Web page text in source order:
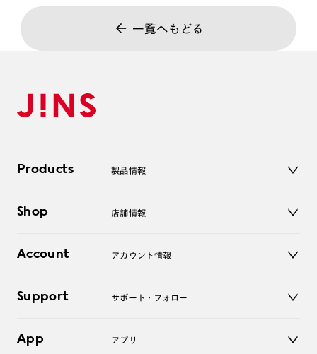
一覧へもどる
Products 製品情報
サングラス
コンタクトレンズ
アクセサリー
Shop 店舗情報
オンラインショップ
Account アカウント情報
ログアウト
Support サポート・フォロー
よくあるご質問
App アプリ